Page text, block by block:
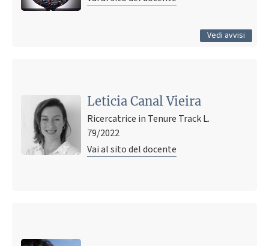
Vedi avvisi
Tutti gli avvisi
Leticia Canal Vieira
Ricercatrice in Tenure Track L.
79/2022
Vai al sito del docente